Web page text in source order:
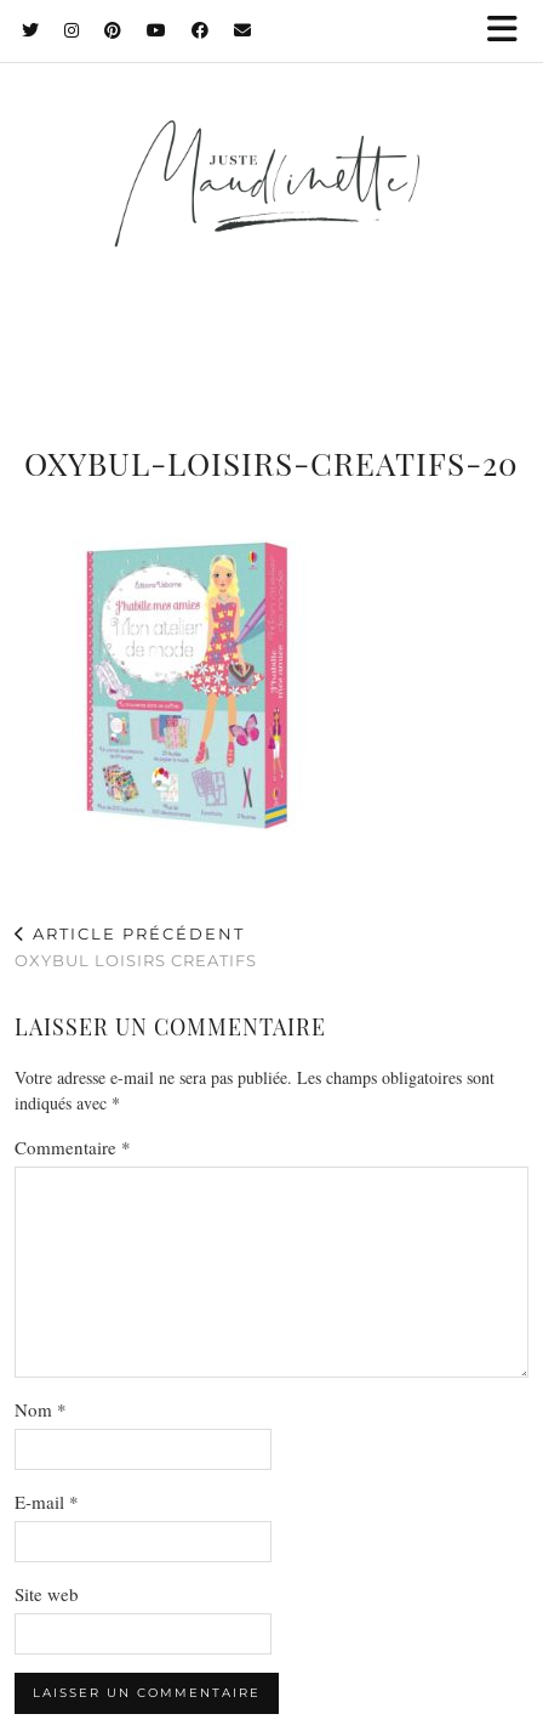
OXYBUL-LOISIRS-CREATIFS-20
ARTICLE PRÉCÉDENT
OXYBUL LOISIRS CREATIFS
LAISSER UN COMMENTAIRE
Votre adresse e-mail ne sera pas publiée. Les champs obligatoires sont
indiqués avec *
Commentaire *
Nom *
E-mail *
Site web